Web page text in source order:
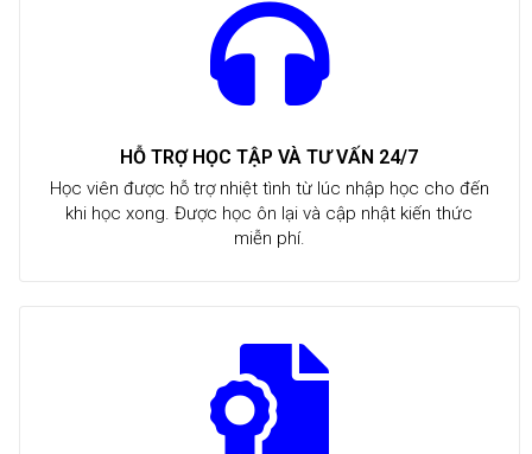
HỖ TRỢ HỌC TẬP VÀ TƯ VẤN 24/7
Học viên được hỗ trợ nhiệt tình từ lúc nhập học cho đến
khi học xong. Được học ôn lại và cập nhật kiến thức
miễn phí.